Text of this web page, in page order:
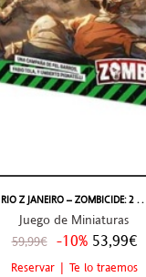
RIO Z JANEIRO – ZOMBICIDE: 2 . .
Juego de Miniaturas
59,99€ -10% 53,99€
Reservar | Te lo traemos